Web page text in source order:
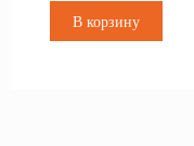
В корзину